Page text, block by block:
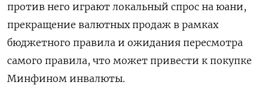
против него играют локальный спрос на юани,
прекращение валютных продаж в рамках
бюджетного правила и ожидания пересмотра
самого правила, что может привести к покупке
Минфином инвалюты.